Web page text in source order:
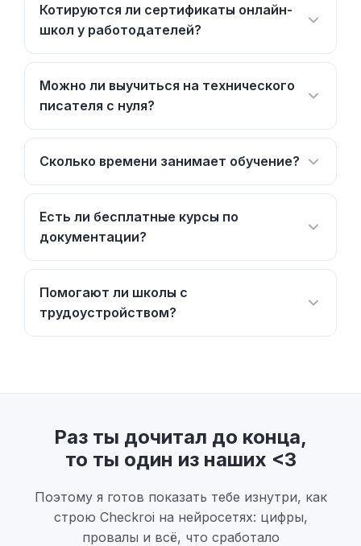
Котируются ли сертификаты онлайн-
школ у работодателей?
Можно ли выучиться на технического
писателя с нуля?
Сколько времени занимает обучение?
Есть ли бесплатные курсы по
документации?
Помогают ли школы с
трудоустройством?
Раз ты дочитал до конца,
то ты один из наших <3
Поэтому я готов показать тебе изнутри, как
строю Checkroi на нейросетях: цифры,
провалы и всё, что сработало